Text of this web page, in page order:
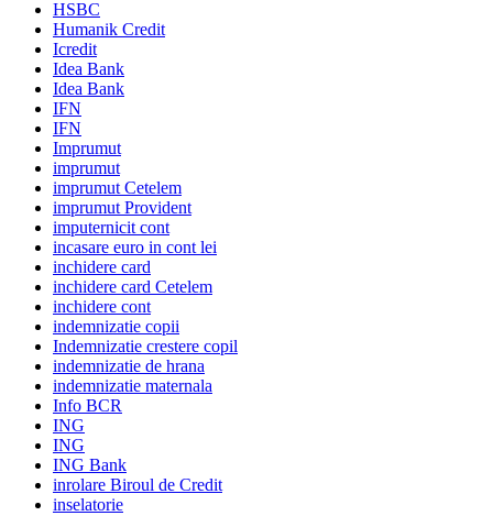
HSBC
Humanik Credit
Icredit
Idea Bank
Idea Bank
IFN
IFN
Imprumut
imprumut
imprumut Cetelem
imprumut Provident
imputernicit cont
incasare euro in cont lei
inchidere card
inchidere card Cetelem
inchidere cont
indemnizatie copii
Indemnizatie crestere copil
indemnizatie de hrana
indemnizatie maternala
Info BCR
ING
ING
ING Bank
inrolare Biroul de Credit
inselatorie